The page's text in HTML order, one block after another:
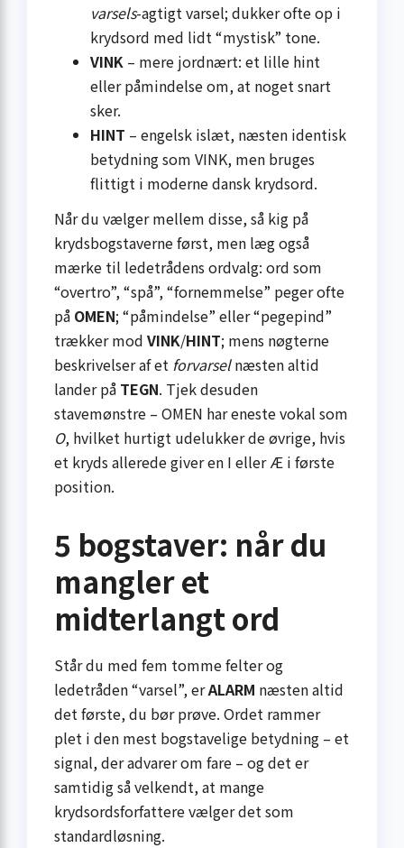
varsels-agtigt varsel; dukker ofte op i
krydsord med lidt “mystisk” tone.
VINK – mere jordnært: et lille hint
eller påmindelse om, at noget snart
sker.
HINT – engelsk islæt, næsten identisk
betydning som VINK, men bruges
flittigt i moderne dansk krydsord.
Når du vælger mellem disse, så kig på
krydsbogstaverne først, men læg også
mærke til ledetrådens ordvalg: ord som
“overtro”, “spå”, “fornemmelse” peger ofte
på OMEN; “påmindelse” eller “pegepind”
trækker mod VINK/HINT; mens nøgterne
beskrivelser af et forvarselnæsten altid
lander på TEGN. Tjek desuden
stavemønstre – OMEN har eneste vokal som
O, hvilket hurtigt udelukker de øvrige, hvis
et kryds allerede giver en I eller Æ i første
position.
5 bogstaver: når du
mangler et
midterlangt ord
Står du med fem tomme felter og
ledetråden “varsel”, erALARM næsten altid
det første, du bør prøve. Ordet rammer
plet i den mest bogstavelige betydning – et
signal, der advarer om fare – og det er
samtidig så velkendt, at mange
krydsordsforfattere vælger det som
standardløsning.